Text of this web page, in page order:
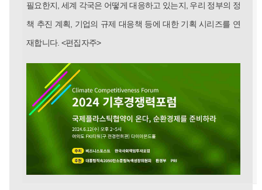
필요한지, 세계 각국은 어떻게 대응하고 있는지, 우리 정부의 정
책 추진 계획, 기업의 규제 대응책 등에 대한 기획 시리즈를 연
재합니다. <편집자주>